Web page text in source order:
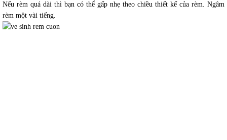
Nếu rèm quá dài thì bạn có thể gấp nhẹ theo chiều thiết kế của rèm. Ngâm
rèm một vài tiếng.